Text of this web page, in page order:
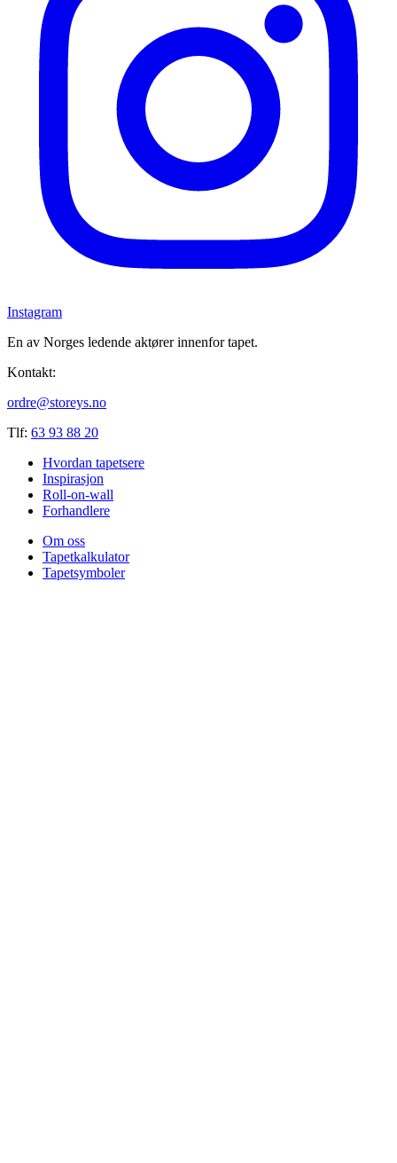
Instagram
En av Norges ledende aktører innenfor tapet.
Kontakt:
ordre@storeys.no
Tlf: 63 93 88 20
Hvordan tapetsere
Inspirasjon
Roll-on-wall
Forhandlere
Om oss
Tapetkalkulator
Tapetsymboler